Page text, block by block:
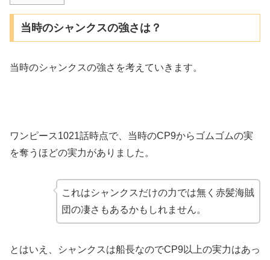
当時のシャンクスの強さは？
当時のシャンクスの強さを考えていきます。
ワンピース1021話時点で、当時のCP9からゴムゴムの実
を奪うほどの実力がありました。
これはシャンクスだけの力では無く赤髪海賊
団の凄さもあるかもしれません。
とはいえ、シャンクスは船長なのでCP9以上の実力はあっ